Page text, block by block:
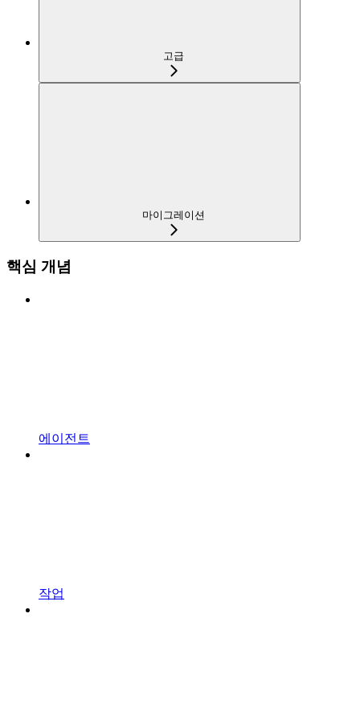
고급
마이그레이션
핵심 개념
에이전트
작업